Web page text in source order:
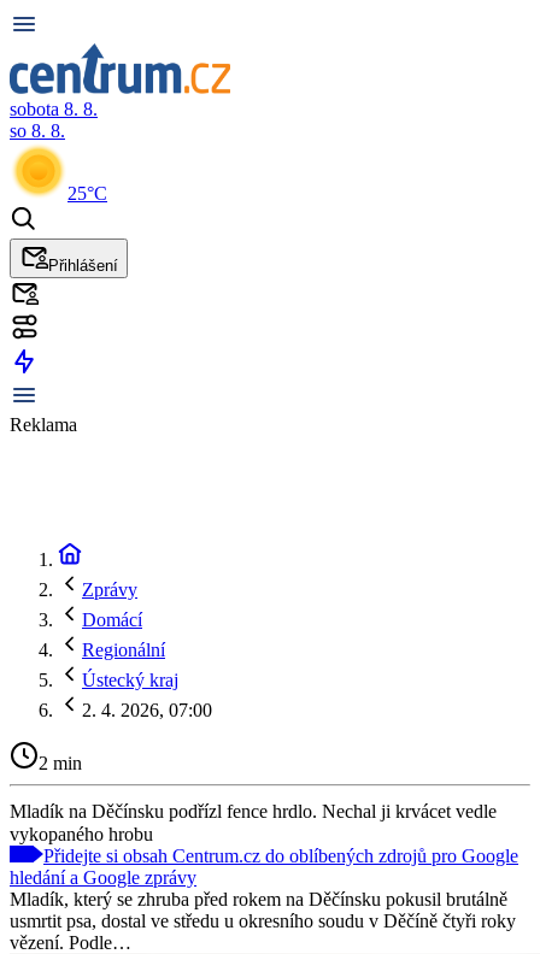
sobota 8. 8.
so 8. 8.
25°C
Přihlášení
Reklama
Zprávy
Domácí
Regionální
Ústecký kraj
2. 4. 2026, 07:00
2 min
Mladík na Děčínsku podřízl fence hrdlo. Nechal ji krvácet vedle
vykopaného hrobu
Přidejte si obsah Centrum.cz do oblíbených zdrojů pro Google
hledání a Google zprávy
Mladík, který se zhruba před rokem na Děčínsku pokusil brutálně
usmrtit psa, dostal ve středu u okresního soudu v Děčíně čtyři roky
vězení. Podle…